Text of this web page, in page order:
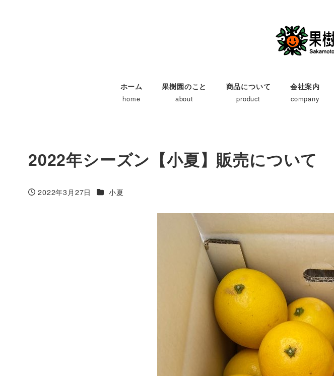
ホーム
home
果樹園のこと
about
商品について
product
会社案内
company
2022年シーズン【小夏】販売について
投稿日
2022年3月27日 カテゴリー
小夏